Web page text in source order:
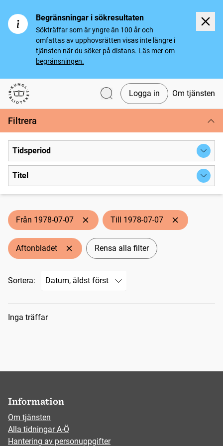
Begränsningar i sökresultaten
Sökträffar som är yngre än 100 år och
omfattas av upphovsrätten visas inte längre i
tjänsten när du söker på distans. Läs mer om
begränsningen.
Svenska tidningar
Logga in Om tjänsten
Filtrera
Tidsperiod
Titel
Från 1978-07-07 Till 1978-07-07
Aftonbladet Rensa alla filter
Sortera:
Sökresultat
Inga träffar
Information
Om tjänsten
Alla tidningar A-Ö
Hantering av personuppgifter